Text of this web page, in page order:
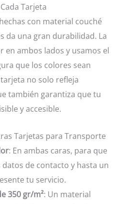
Tarjeta
con material couché
da una gran durabilidad. La
en ambos lados y usamos el
que los colores sean
no solo refleja
también garantiza que tu
y accesible.
Tarjetas para Transporte
: En ambas caras, para que
de contacto y hasta un
tu servicio.
350 gr/m²: Un material